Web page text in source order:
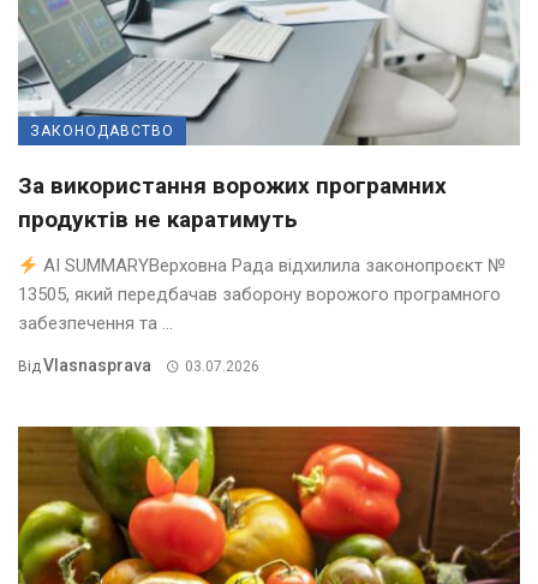
ЗАКОНОДАВСТВО
За використання ворожих програмних
продуктів не каратимуть
AI SUMMARYВерховна Рада відхилила законопроєкт №
13505, який передбачав заборону ворожого програмного
забезпечення та ...
ВідVlasnasprava 03.07.2026